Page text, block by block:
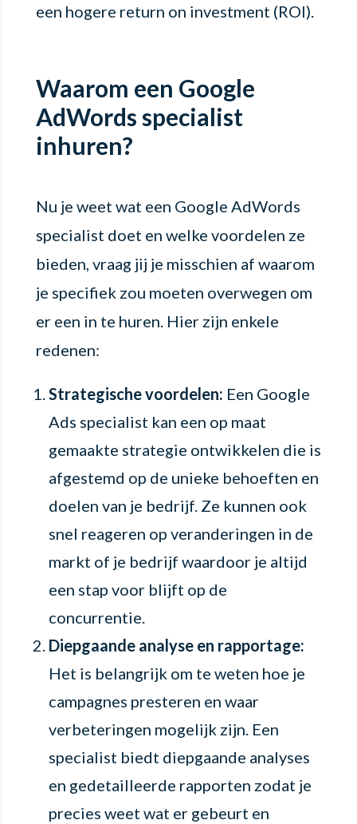
een hogere return on investment (ROI).
Waarom een Google
AdWords specialist
inhuren?
Nu je weet wat een Google AdWords
specialist doet en welke voordelen ze
bieden, vraag jij je misschien af waarom
je specifiek zou moeten overwegen om
er een in te huren. Hier zijn enkele
redenen:
Strategische voordelen: Een Google
Ads specialist kan een op maat
gemaakte strategie ontwikkelen die is
afgestemd op de unieke behoeften en
doelen van je bedrijf. Ze kunnen ook
snel reageren op veranderingen in de
markt of je bedrijf waardoor je altijd
een stap voor blijft op de
concurrentie.
Diepgaande analyse en rapportage:
Het is belangrijk om te weten hoe je
campagnes presteren en waar
verbeteringen mogelijk zijn. Een
specialist biedt diepgaande analyses
en gedetailleerde rapporten zodat je
precies weet wat er gebeurt en